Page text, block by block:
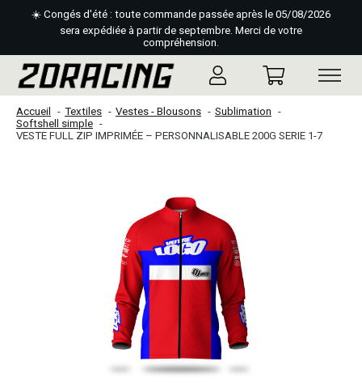
☀️ Congés d'été : toute commande passée après le 05/08/2026
sera expédiée à partir de septembre. Merci de votre
compréhension.
Accueil Textiles Vestes - Blousons
Sublimation
Softshell simple
VESTE FULL ZIP IMPRIMÉE – PERSONNALISABLE 200G SERIE 1-7